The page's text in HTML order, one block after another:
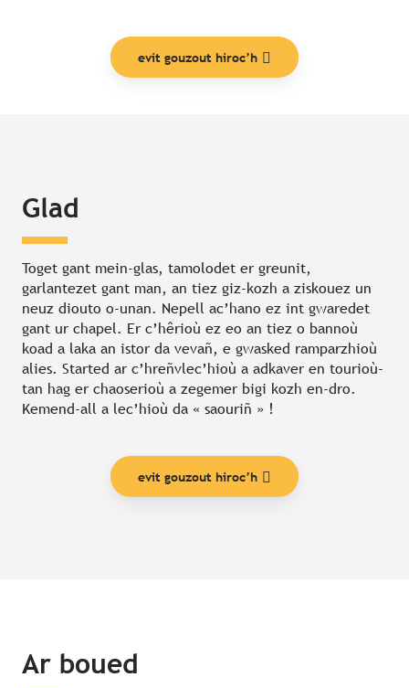
evit gouzout hiroc’h
Glad
Toget gant mein-glas, tamolodet er greunit,
garlantezet gant man, an tiez giz-kozh a ziskouez un
neuz diouto o-unan. Nepell ac’hano ez int gwaredet
gant ur chapel. Er c’hêrioù ez eo an tiez o bannoù
koad a laka an istor da vevañ, e gwasked ramparzhioù
alies. Started ar c’hreñvlec’hioù a adkaver en tourioù-
tan hag er chaoserioù a zegemer bigi kozh en-dro.
Kemend-all a lec’hioù da « saouriñ » !
evit gouzout hiroc’h
Ar boued